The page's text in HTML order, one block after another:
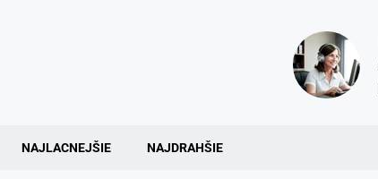
NAJLACNEJŠIE NAJDRAHŠIE